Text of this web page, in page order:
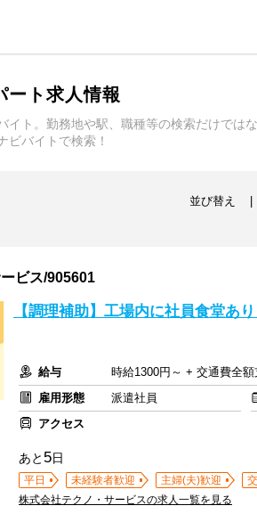
ート求人情報
ト。勤務地や駅、職種等の検索だけでは
ビバイトで検索！
並び替え
ビス/905601
【調理補助】工場内に社員食堂あ
給与
時給1300円～ + 交通費全額
雇用形態
派遣社員
アクセス
あと 5日
平日 未経験者歓迎 主婦(夫)歓迎
株式会社テクノ・サービスの求人一覧を見る